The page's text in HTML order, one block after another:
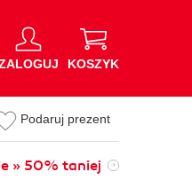
KOSZYK
Podaruj prezent
» 50% taniej